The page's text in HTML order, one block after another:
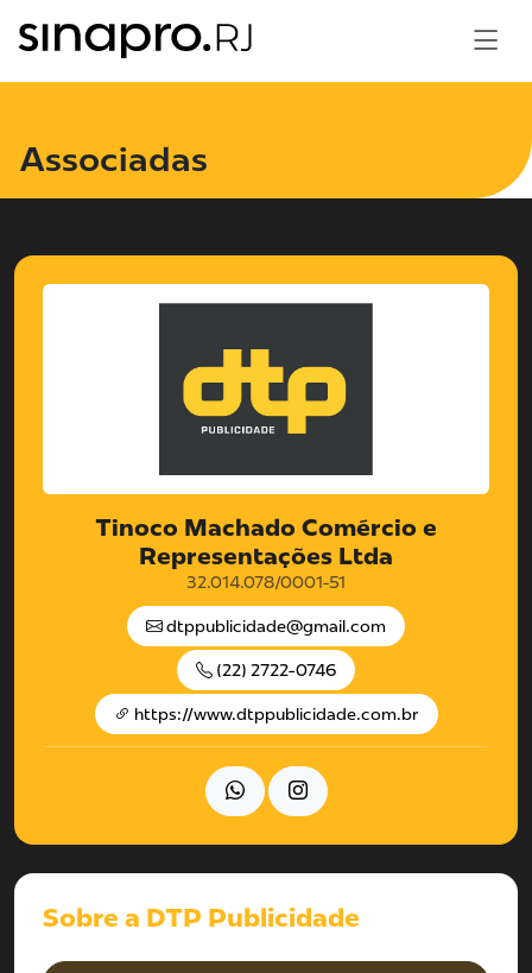
Associadas
Tinoco Machado Comércio e
Representações Ltda
32.014.078/0001-51
dtppublicidade@gmail.com
(22) 2722-0746
https://www.dtppublicidade.com.br
Sobre a DTP Publicidade